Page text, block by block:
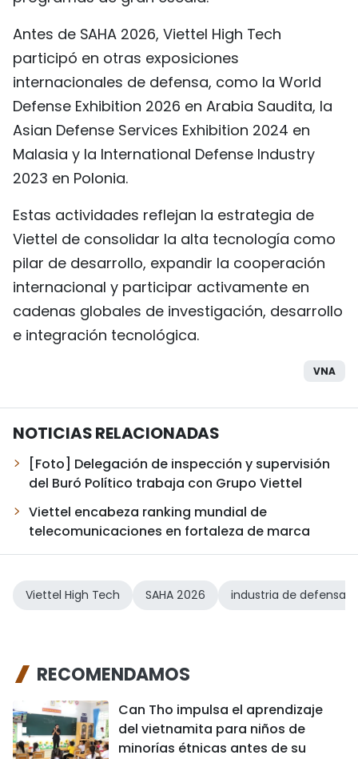
Antes de SAHA 2026, Viettel High Tech
participó en otras exposiciones
internacionales de defensa, como la World
Defense Exhibition 2026 en Arabia Saudita, la
Asian Defense Services Exhibition 2024 en
Malasia y la International Defense Industry
2023 en Polonia.
Estas actividades reflejan la estrategia de
Viettel de consolidar la alta tecnología como
pilar de desarrollo, expandir la cooperación
internacional y participar activamente en
cadenas globales de investigación, desarrollo
e integración tecnológica.
VNA
NOTICIAS RELACIONADAS
[Foto] Delegación de inspección y supervisión
del Buró Político trabaja con Grupo Viettel
Viettel encabeza ranking mundial de
telecomunicaciones en fortaleza de marca
Viettel High Tech SAHA 2026 industria de defensa
RECOMENDAMOS
Can Tho impulsa el aprendizaje
del vietnamita para niños de
minorías étnicas antes de su